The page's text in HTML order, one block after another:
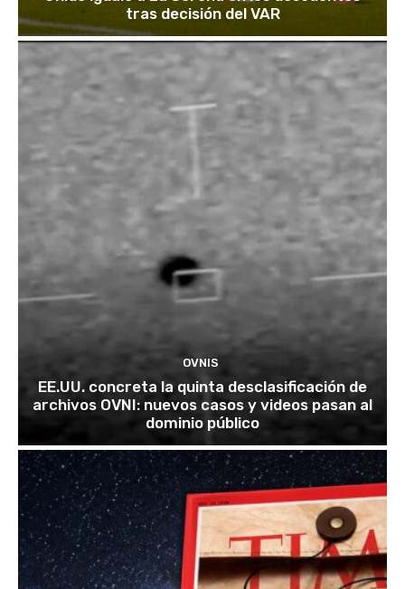
tras decisión del VAR
OVNIS
EE.UU. concreta la quinta desclasificación de
archivos OVNI: nuevos casos y videos pasan al
dominio público